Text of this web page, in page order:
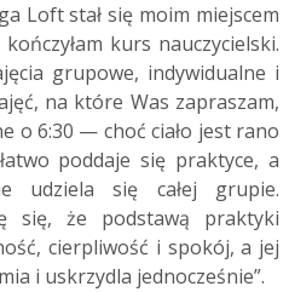
Loft stał się moim miejscem
kurs nauczycielski.
grupowe, indywidualne i
na które Was zapraszam,
o 6:30 — choć ciało jest rano
poddaje się praktyce, a
udziela się całej grupie.
się, że podstawą praktyki
cierpliwość i spokój, a jej
i uskrzydla jednocześnie”.